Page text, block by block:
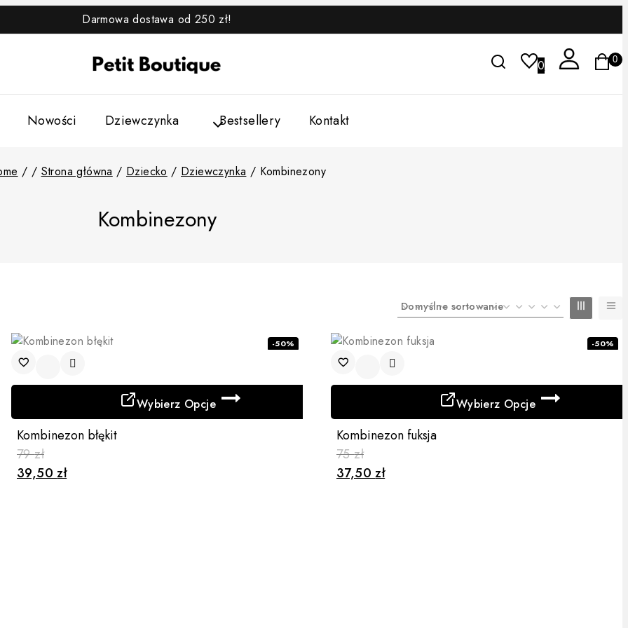
Darmowa dostawa od 250 zł!
0 0
Nowości Dziewczynka Bestsellery Kontakt
/ / Strona główna / Dziecko / Dziewczynka / Kombinezony
Kombinezony
-50%
Wybierz Opcje
Ten
produkt
ma
wiele
Kombinezon błękit
79zł
39,50zł
-50%
Wybierz Opcje
Ten
produkt
ma
wiele
Kombinezon fuksja
75zł
37,50zł